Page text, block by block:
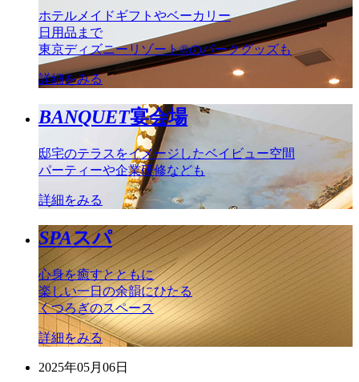
ホテルメイドギフトやベーカリー
日用品まで
東京ディズニーリゾート®のパークグッズも
詳細をみる
BANQUET宴会場
邸宅のテラスをイメージしたベイビュー空間
パーティーや企業研修なども
詳細をみる
SPAスパ
心身を癒すとともに
楽しい一日の余韻にひたる
くつろぎのスペース
詳細をみる
2025年05月06日